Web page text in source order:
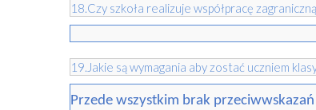
18.Czy szkoła realizuje współpracę
19.Jakie są wymagania aby zostać uczniem
Przede wszystkim brak